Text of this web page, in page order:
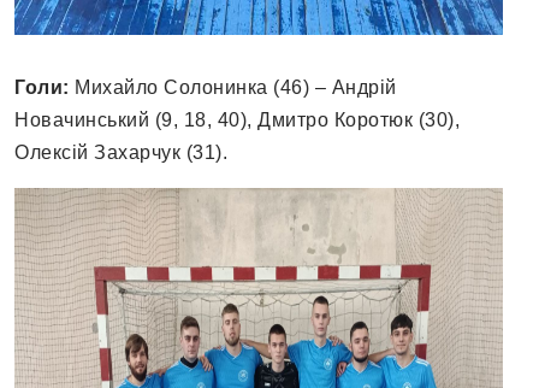
Голи: Михайло Солонинка (46) – Андрій
Новачинський (9, 18, 40), Дмитро Коротюк (30),
Олексій Захарчук (31).